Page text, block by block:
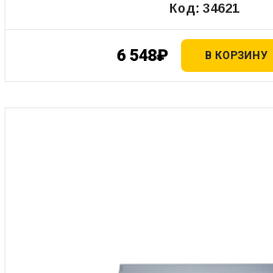
6 548₽ В КОРЗИНУ
Код: 34621